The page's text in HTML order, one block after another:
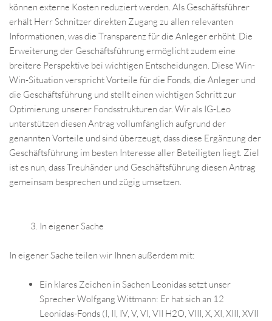
können externe Kosten reduziert werden. Als Geschäftsführer
erhält Herr Schnitzer direkten Zugang zu allen relevanten
Informationen, was die Transparenz für die Anleger erhöht. Die
Erweiterung der Geschäftsführung ermöglicht zudem eine
breitere Perspektive bei wichtigen Entscheidungen. Diese Win-
Win-Situation verspricht Vorteile für die Fonds, die Anleger und
die Geschäftsführung und stellt einen wichtigen Schritt zur
Optimierung unserer Fondsstrukturen dar. Wir als IG-Leo
unterstützen diesen Antrag vollumfänglich aufgrund der
genannten Vorteile und sind überzeugt, dass diese Ergänzung der
Geschäftsführung im besten Interesse aller Beteiligten liegt. Ziel
ist es nun, dass Treuhänder und Geschäftsführung diesen Antrag
gemeinsam besprechen und zügig umsetzen.
In eigener Sache
In eigener Sache teilen wir Ihnen außerdem mit:
Ein klares Zeichen in Sachen Leonidas setzt unser
Sprecher Wolfgang Wittmann: Er hat sich an 12
Leonidas-Fonds (I, II, IV, V, VI, VII H2O, VIII, X, XI, XIII, XVII